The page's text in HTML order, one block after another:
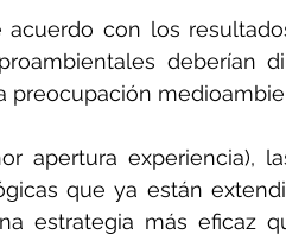
con los
deberían
preocupación
apertura experiencia),
que ya están
estrategia más eficaz